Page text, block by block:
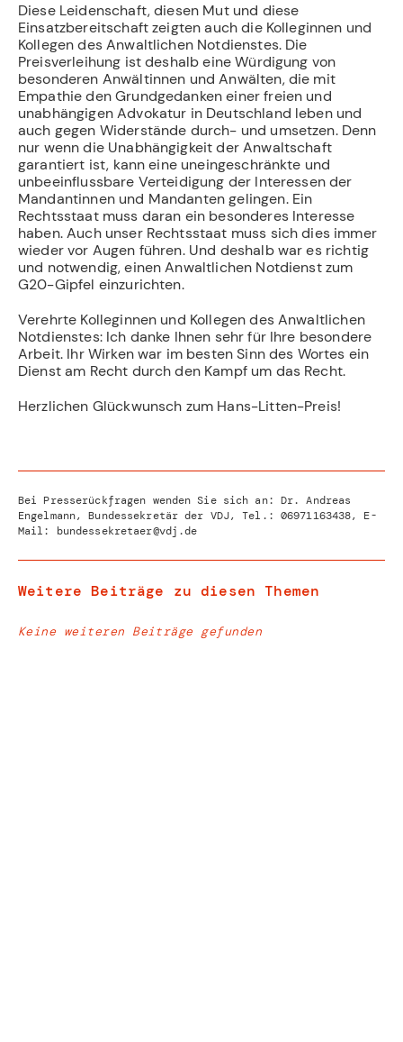
Diese Leidenschaft, diesen Mut und diese
Einsatzbereitschaft zeigten auch die Kolleginnen und
Kollegen des Anwaltlichen Notdienstes. Die
Preisverleihung ist deshalb eine Würdigung von
besonderen Anwältinnen und Anwälten, die mit
Empathie den Grundgedanken einer freien und
unabhängigen Advokatur in Deutschland leben und
auch gegen Widerstände durch- und umsetzen. Denn
nur wenn die Unabhängigkeit der Anwaltschaft
garantiert ist, kann eine uneingeschränkte und
unbeeinflussbare Verteidigung der Interessen der
Mandantinnen und Mandanten gelingen. Ein
Rechtsstaat muss daran ein besonderes Interesse
haben. Auch unser Rechtsstaat muss sich dies immer
wieder vor Augen führen. Und deshalb war es richtig
und notwendig, einen Anwaltlichen Notdienst zum
G20-Gipfel einzurichten.
Verehrte Kolleginnen und Kollegen des Anwaltlichen
Notdienstes: Ich danke Ihnen sehr für Ihre besondere
Arbeit. Ihr Wirken war im besten Sinn des Wortes ein
Dienst am Recht durch den Kampf um das Recht.
Herzlichen Glückwunsch zum Hans-Litten-Preis!
Bei Presserückfragen wenden Sie sich an: Dr. Andreas
Engelmann, Bundessekretär der VDJ, Tel.: 06971163438, E-
Mail: bundessekretaer@vdj.de
Weitere Beiträge zu diesen Themen
Keine weiteren Beiträge gefunden